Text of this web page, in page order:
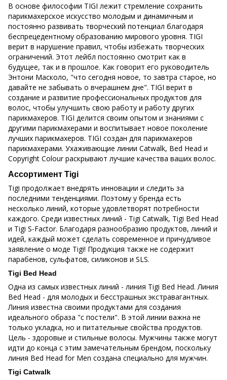
В основе философии TIGI лежит стремление сохранить
парикмахерское искусство молодым и динамичным и
постоянно развивать творческий потенциал благодаря
беспрецедентному образованию мирового уровня. TIGI
верит в нарушение правил, чтобы избежать творческих
ограничений. Этот лейбл постоянно смотрит как в
будущее, так и в прошлое. Как говорит его руководитель
Энтони Масколо, "что сегодня новое, то завтра старое, но
давайте не забывать о вчерашнем дне". TIGI верит в
создание и развитие профессиональных продуктов для
волос, чтобы улучшить свою работу и работу других
парикмахеров. TIGI делится своим опытом и знаниями с
другими парикмахерами и воспитывает новое поколение
лучших парикмахеров. TIGI создан для парикмахеров
парикмахерами. Ухаживающие линии Catwalk, Bed Head и
Copyright Colour раскрывают лучшие качества ваших волос.
Ассортимент Tigi
Tigi продолжает внедрять инновации и следить за
последними тенденциями. Поэтому у бренда есть
несколько линий, которые удовлетворят потребности
каждого. Среди известных линий - Tigi Catwalk, Tigi Bed Head
и Tigi S-Factor. Благодаря разнообразию продуктов, линий и
идей, каждый может сделать современное и причудливое
заявление о моде Tigi! Продукция также не содержит
парабенов, сульфатов, силиконов и SLS.
Tigi Bed Head
Одна из самых известных линий - линия Tigi Bed Head. Линия
Bed Head - для молодых и бесстрашных экстравагантных.
Линия известна своими продуктами для создания
идеального образа "с постели". В этой линии важна не
только укладка, но и питательные свойства продуктов.
Цель - здоровые и стильные волосы. Мужчины также могут
идти до конца с этим замечательным брендом, поскольку
линия Bed Head for Men создана специально для мужчин.
Tigi Catwalk